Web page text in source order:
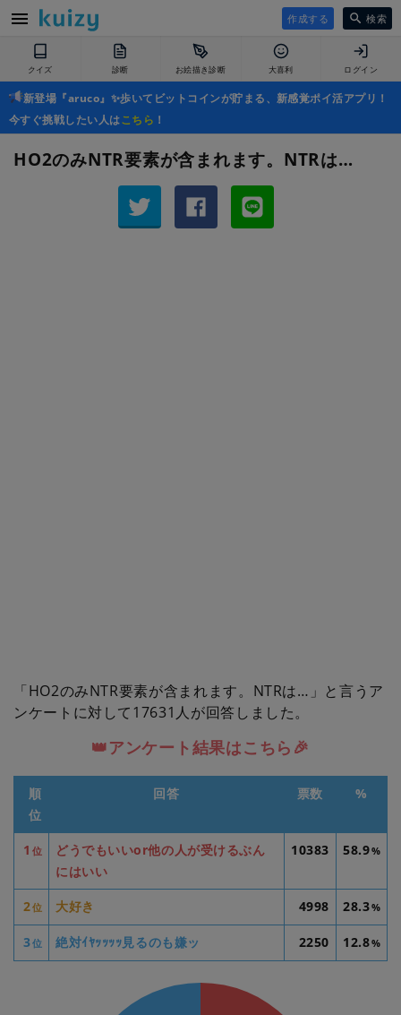
作成する 検索
クイズ 診断 お絵描き診断 大喜利 ログイン
新登場『aruco』✨歩いてビットコインが貯まる、新感覚ポイ活アプリ！
今すぐ挑戦したい人はこちら ！
HO2のみNTR要素が含まれます。NTRは…
「HO2のみNTR要素が含まれます。NTRは…」と言うア
ンケートに対して17631人が回答しました。
👑アンケート結果はこちら🎉
順
位
回答 票数 %
1 位
どうでもいいor他の人が受けるぶん
にはいい
10383 58.9%
2位 大好き 4998 28.3%
3位 絶対ｲﾔｯｯｯｯ見るのも嫌ッ 2250 12.8%